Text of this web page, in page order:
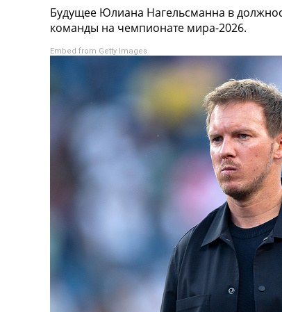
Турниры
Чемпионат Мира
Украина. Премьер-Лига
Украина. Первая Лига
Лига Чемпионов
Англия. Премьер Лига
Испания. Ла Лига
Другие Турниры >>>
Таблицы
Таблицы групп Чемпионата
Украина. Премьер-Лига
Украина. Первая Лига
Лига Чемпионов. Таблицы
Англия. Премьер-Лига
Испания. Ла Лига
Все таблицы >>>
Рейтинги
Рейтинг стран УЕФА
Рейтинг клубов УЕФА
Рейтинг ФИФА
Будущее Юлиана Нагельсманна в
команды на чемпионате мира-2026.
Embed from Getty Images